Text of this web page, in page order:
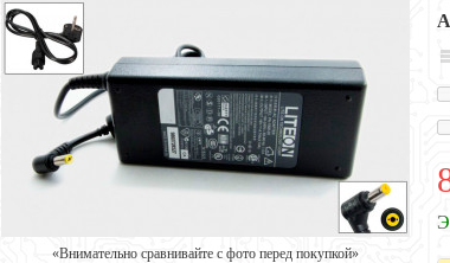
«Внимательно сравнивайте с фото перед покупкой»